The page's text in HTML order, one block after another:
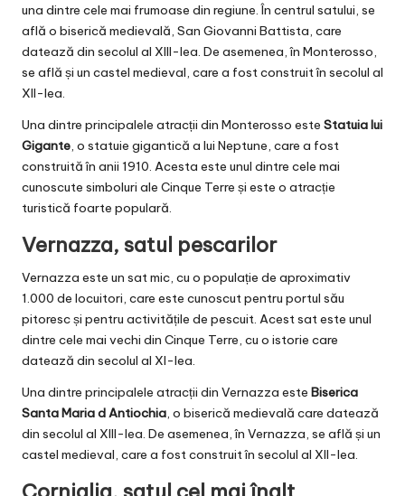
una dintre cele mai frumoase din regiune. În centrul satului, se
află o biserică medievală, San Giovanni Battista, care
datează din secolul al XIII-lea. De asemenea, în Monterosso,
se află și un castel medieval, care a fost construit în secolul al
XII-lea.
Una dintre principalele atracții din Monterosso este Statuia lui
Gigante, o statuie gigantică a lui Neptune, care a fost
construită în anii 1910. Acesta este unul dintre cele mai
cunoscute simboluri ale Cinque Terre și este o atracție
turistică foarte populară.
Vernazza, satul pescarilor
Vernazza este un sat mic, cu o populație de aproximativ
1.000 de locuitori, care este cunoscut pentru portul său
pitoresc și pentru activitățile de pescuit. Acest sat este unul
dintre cele mai vechi din Cinque Terre, cu o istorie care
datează din secolul al XI-lea.
Una dintre principalele atracții din Vernazza este Biserica
Santa Maria d Antiochia, o biserică medievală care datează
din secolul al XIII-lea. De asemenea, în Vernazza, se află și un
castel medieval, care a fost construit în secolul al XII-lea.